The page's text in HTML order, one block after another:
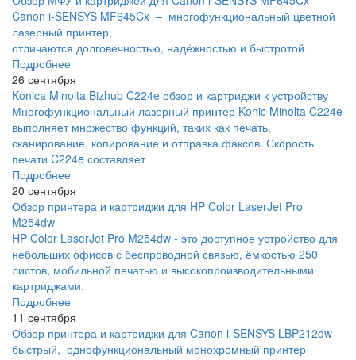
Canon i-SENSYS MF645Cx – многофункциональный цветной
лазерный принтер,
отличаются долговечностью, надёжностью и быстротой
Подробнее
26 сентября
Konica Minolta Bizhub C224e обзор и картриджи к устройству
Многофункциональный лазерный принтер Konic Minolta C224e
выполняет множество функций, таких как печать,
сканирование, копирование и отправка факсов. Скорость
печати C224e составляет
Подробнее
20 сентября
Обзор принтера и картриджи для HP Color LaserJet Pro
M254dw
HP Color LaserJet Pro M254dw - это доступное устройство для
небольших офисов с беспроводной связью, ёмкостью 250
листов, мобильной печатью и высокопроизводительными
картриджами.
Подробнее
11 сентября
Обзор принтера и картриджи для Canon i-SENSYS LBP212dw
быстрый, однофункциональный монохромный принтер